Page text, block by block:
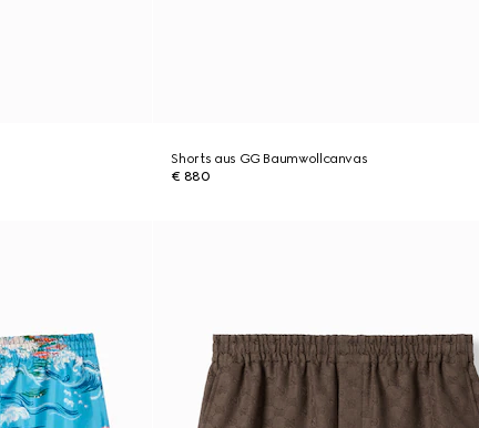
Shorts aus GG Baumwollcanvas
€ 880